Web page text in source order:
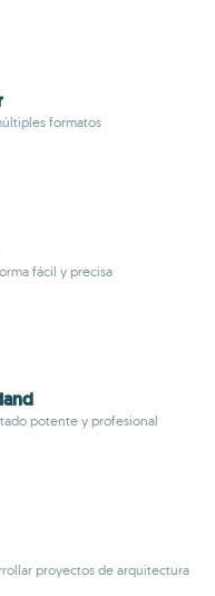
formatos
fácil y precisa
potente y profesional
proyectos de arquitectura